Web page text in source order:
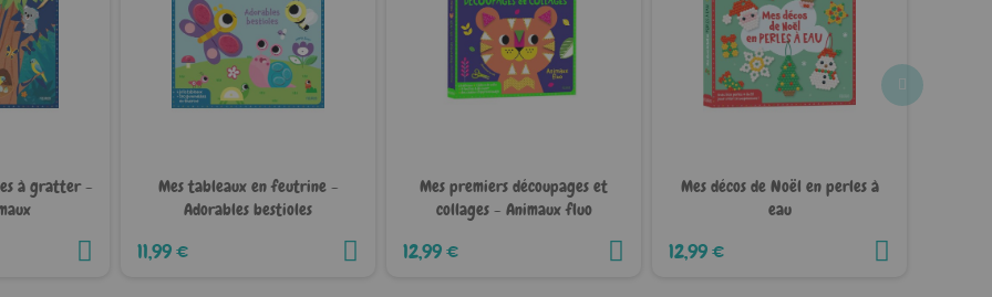
à gratter -
Mes tableaux en feutrine -
Adorables bestioles
11,99 €
Mes premiers découpages et
collages - Animaux fluo
12,99 €
Mes décos de Noël en perles à
eau
12,99 €